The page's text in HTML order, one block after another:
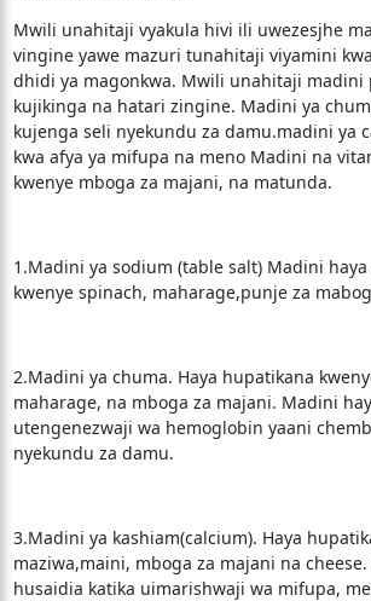
Mwili unahitaji vyakula hivi ili uwezesjhe
vingine yawe mazuri tunahitaji viyamini
dhidi ya magonkwa. Mwili unahitaji madini
kujikinga na hatari zingine. Madini ya
kujenga seli nyekundu za damu.madini ya
kwa afya ya mifupa na meno Madini na
kwenye mboga za majani, na matunda.
1.Madini ya sodium (table salt) Madini
kwenye spinach, maharage,punje za
2.Madini ya chuma. Haya hupatikana
maharage, na mboga za majani. Madini
utengenezwaji wa hemoglobin yaani
nyekundu za damu.
3.Madini ya kashiam(calcium). Haya
maziwa,maini, mboga za majani na
husaidia katika uimarishwaji wa mifupa,